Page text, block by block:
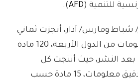
للتنمية (AFD
).
شباط ومارس/ آذار، أنجزت ثماني
منصات تدقيق معلومات من الدول الأربعة، 120 مادة
النشر، حيث أنتجت كل
منصة/ مؤسسة تدقيق معلومات، 15 مادة حسب